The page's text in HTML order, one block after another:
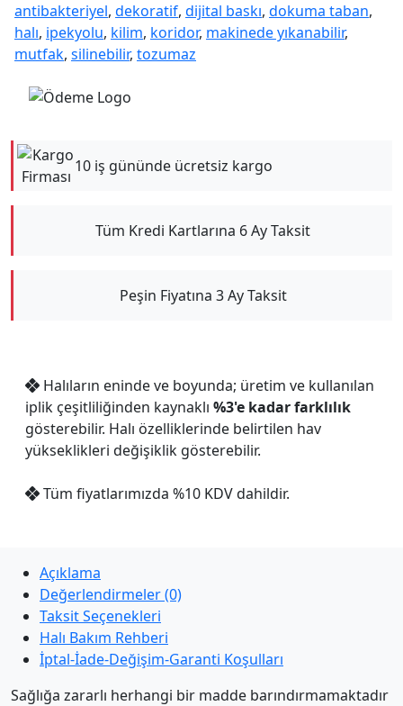
antibakteriyel, dekoratif, dijital baskı, dokuma taban,
halı, ipekyolu, kilim, koridor, makinede yıkanabilir,
mutfak, silinebilir, tozumaz
10 iş gününde ücretsiz kargo
Tüm Kredi Kartlarına 6 Ay Taksit
Peşin Fiyatına 3 Ay Taksit
Halıların eninde ve boyunda; üretim ve kullanılan
iplik çeşitliliğinden kaynaklı %3'e kadar farklılık
gösterebilir. Halı özelliklerinde belirtilen hav
yükseklikleri değişiklik gösterebilir.
Tüm fiyatlarımızda %10 KDV dahildir.
Açıklama
Değerlendirmeler (0)
Taksit Seçenekleri
Halı Bakım Rehberi
İptal-İade-Değişim-Garanti Koşulları
Sağlığa zararlı herhangi bir madde barındırmamaktadır